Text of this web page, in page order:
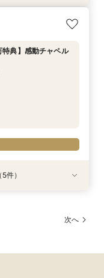
堂×貸切邸宅見学フェ
ことだけ体験♪
題のナイトW体
典】感動チャペル
件）
次へ